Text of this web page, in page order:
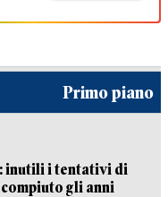
Primo piano
inutili i tentativi di
gli anni